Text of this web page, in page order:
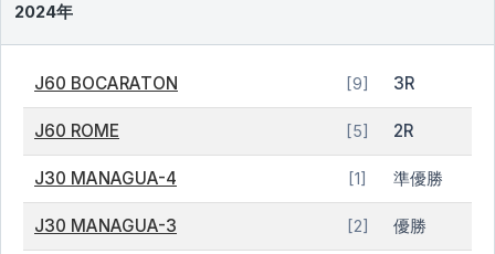
2024年
J60 BOCARATON [9] 3R
J60 ROME [5] 2R
J30 MANAGUA-4 [1] 準優勝
J30 MANAGUA-3 [2] 優勝